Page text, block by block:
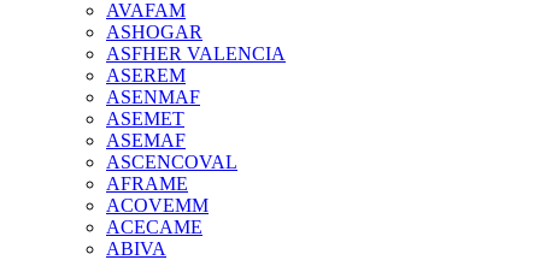
AVAFAM
ASHOGAR
ASFHER VALENCIA
ASEREM
ASENMAF
ASEMET
ASEMAF
ASCENCOVAL
AFRAME
ACOVEMM
ACECAME
ABIVA